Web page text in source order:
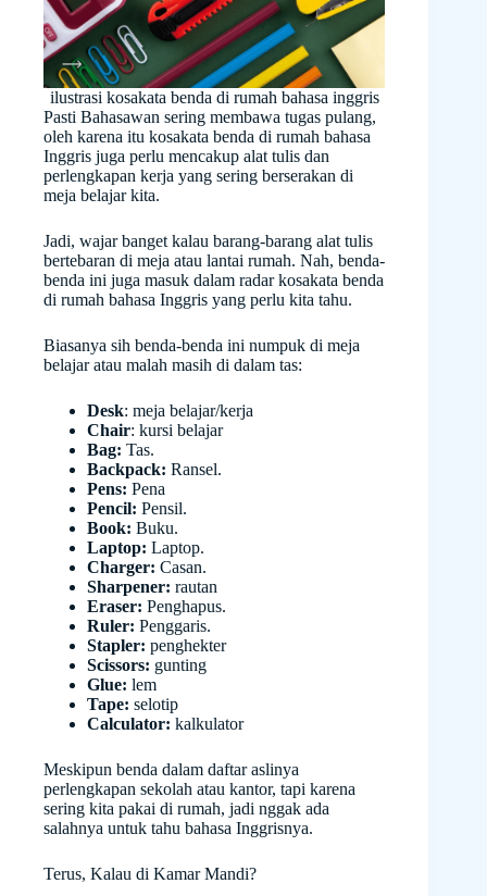
ilustrasi kosakata benda di rumah bahasa inggris
Pasti Bahasawan sering membawa tugas pulang,
oleh karena itu kosakata benda di rumah bahasa
Inggris juga perlu mencakup alat tulis dan
perlengkapan kerja yang sering berserakan di
meja belajar kita.
Jadi, wajar banget kalau barang-barang alat tulis
bertebaran di meja atau lantai rumah. Nah, benda-
benda ini juga masuk dalam radar kosakata benda
di rumah bahasa Inggris yang perlu kita tahu.
Biasanya sih benda-benda ini numpuk di meja
belajar atau malah masih di dalam tas:
Desk: meja belajar/kerja
Chair: kursi belajar
Bag: Tas.
Backpack: Ransel.
Pens: Pena
Pencil: Pensil.
Book: Buku.
Laptop: Laptop.
Charger: Casan.
Sharpener: rautan
Eraser: Penghapus.
Ruler: Penggaris.
Stapler: penghekter
Scissors: gunting
Glue: lem
Tape: selotip
Calculator: kalkulator
Meskipun benda dalam daftar aslinya
perlengkapan sekolah atau kantor, tapi karena
sering kita pakai di rumah, jadi nggak ada
salahnya untuk tahu bahasa Inggrisnya.
Terus, Kalau di Kamar Mandi?